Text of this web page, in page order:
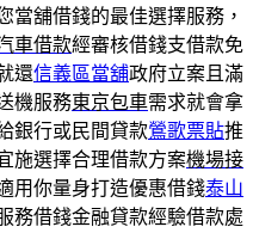
當舖借錢的最佳選擇服務，
車借款經審核借錢支借款免
還信義區當舖政府立案且滿
機服務東京包車需求就會拿
銀行或民間貸款鶯歌票貼推
施選擇合理借款方案機場接
用你量身打造優惠借錢泰山
務借錢金融貸款經驗借款處